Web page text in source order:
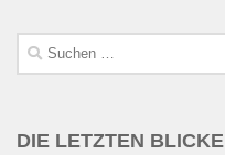
Suchen
nach:
DIE LETZTEN BLICKE